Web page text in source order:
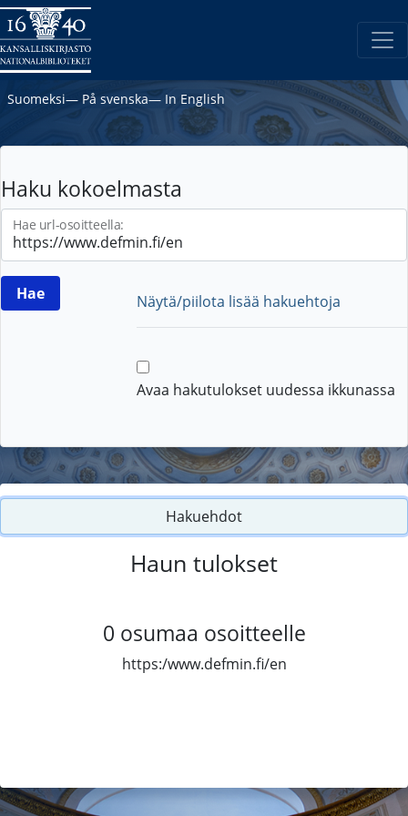
Suomeksi― På svenska― In English
Haku kokoelmasta
Hae url-osoitteella:
Näytä/piilota lisää hakuehtoja
Avaa hakutulokset uudessa ikkunassa
Hakuehdot
Haun tulokset
0 osumaa osoitteelle
https:/www.defmin.fi/en